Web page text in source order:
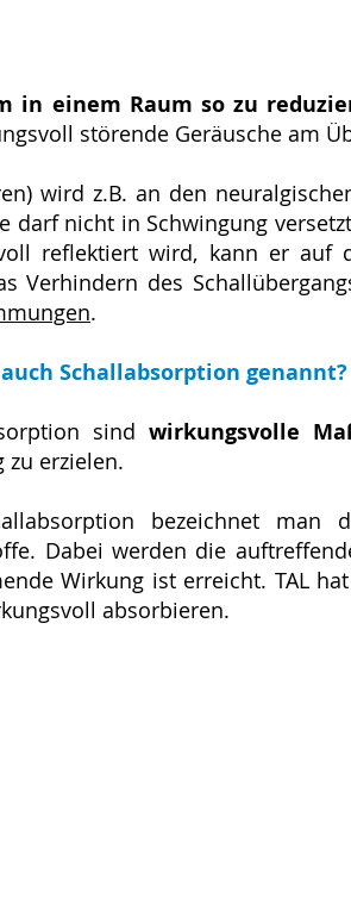
in einem Raum so zu
störende Geräusche am
wird z.B. an den
darf nicht in Schwingung
reflektiert wird, kann er auf
Verhindern des
.
Schallabsorption genannt?
sind wirkungsvolle
zu erzielen.
bezeichnet
Dabei werden die
Wirkung ist erreicht. TAL
absorbieren.